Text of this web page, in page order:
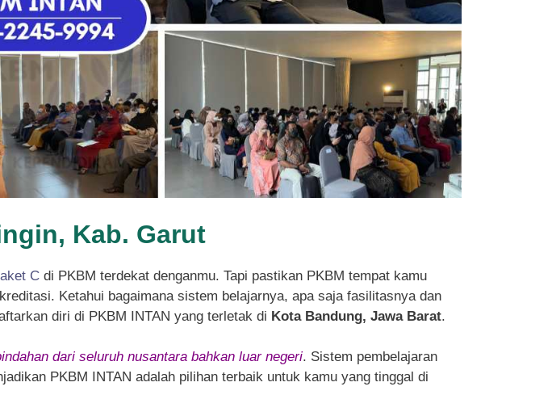
Kab. Garut
C di PKBM terdekat denganmu. Tapi pastikan PKBM tempat kamu
Ketahui bagaimana sistem belajarnya, apa saja fasilitasnya dan
diri di PKBM INTAN yang terletak di Kota Bandung, Jawa Barat.
dari seluruh nusantara bahkan luar negeri. Sistem pembelajaran
PKBM INTAN adalah pilihan terbaik untuk kamu yang tinggal di